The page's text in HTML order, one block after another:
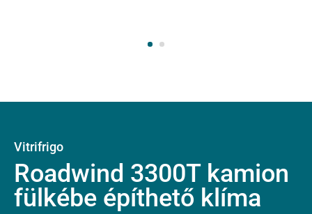
Vitrifrigo
Roadwind 3300T kamion
fülkébe építhető klíma